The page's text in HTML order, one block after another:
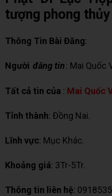
tượng phong thủy
Thông Tin Bài Đăng:
Người đăng tin: Mai Quốc
Tất cả tin của : Mai Quốc
Tỉnh thành: Đồng Nai.
Lĩnh vực: Mục Khác.
Khoảng giá: 3Tr-5Tr.
Thông tin liên hệ: